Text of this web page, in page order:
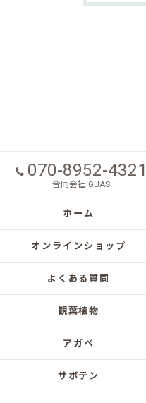
070-8952-4321
合同会社IGUAS
ホーム
オンラインショップ
よくある質問
観葉植物
アガベ
サボテン